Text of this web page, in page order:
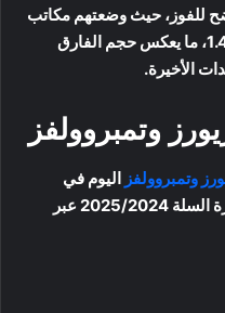
للفوز، حيث وضعتهم مكاتب
المراهنات في موقع الأفضلية بنسبة 1.41، ما يعكس حجم الفارق
الأخيرة.
وتمبروولفز
وتمبروولفز اليوم في
الدوري الأمريكي للمحترفين NBA لكرة السلة 2025/2024 عبر